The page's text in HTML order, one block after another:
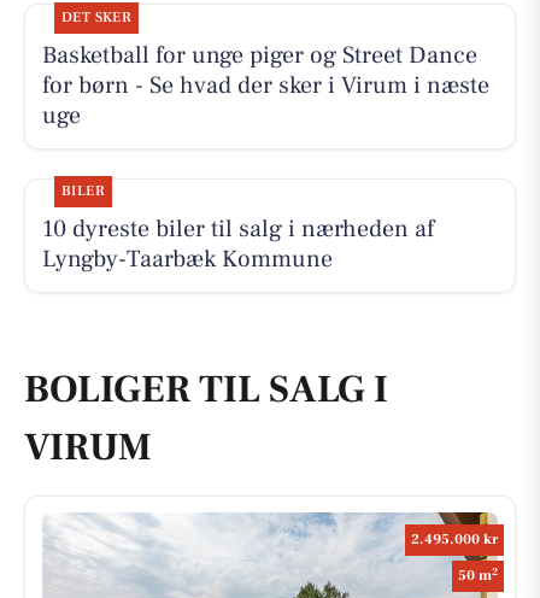
DET SKER
Basketball for unge piger og Street Dance
for børn - Se hvad der sker i Virum i næste
uge
BILER
10 dyreste biler til salg i nærheden af
Lyngby-Taarbæk Kommune
BOLIGER TIL SALG I
VIRUM
2.495.000 kr
50 m2